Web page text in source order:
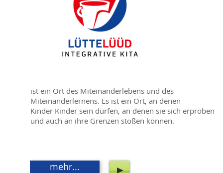
ist ein Ort des Miteinanderlebens und des
Miteinanderlernens. Es ist ein Ort, an denen
Kinder Kinder sein dürfen, an denen sie sich erproben
und auch an ihre Grenzen stoßen können.
mehr...